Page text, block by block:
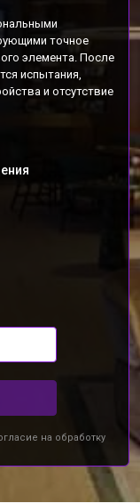
точное
элемента. После
испытания,
и отсутствие
на обработку